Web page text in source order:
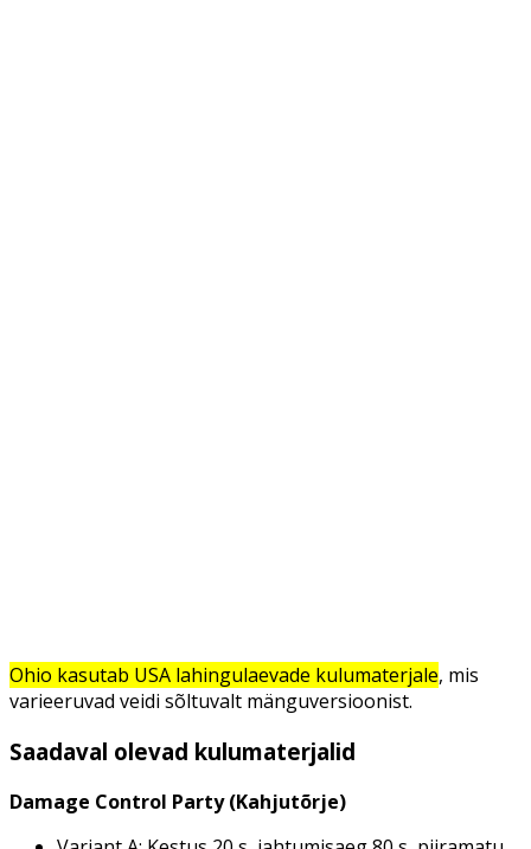
Ohio kasutab USA lahingulaevade kulumaterjale, mis
varieeruvad veidi sõltuvalt mänguversioonist.
Saadaval olevad kulumaterjalid
Damage Control Party (Kahjutõrje)